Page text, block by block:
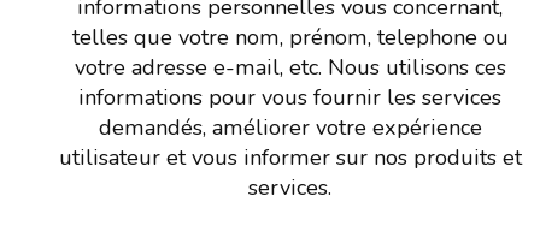
informations personnelles vous concernant,
telles que votre nom, prénom, telephone ou
votre adresse e-mail, etc. Nous utilisons ces
informations pour vous fournir les services
demandés, améliorer votre expérience
utilisateur et vous informer sur nos produits et
services.